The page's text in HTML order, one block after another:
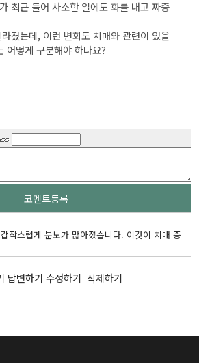
최근 들어 사소한 일에도 화를 내고 짜증
졌는데, 이런 변화도 치매와 관련이 있을
어떻게 구분해야 하나요?
코멘트등록
작스럽게 분노가 많아졌습니다. 이것이 치매 증
답변하기 수정하기 삭제하기